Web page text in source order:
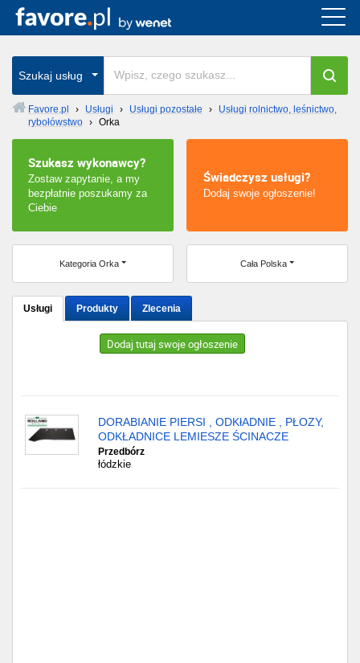
Szukaj usług
Favore.pl › Usługi › Usługi pozostałe ›
Usługi rolnictwo, leśnictwo,
rybołówstwo › Orka
Szukasz wykonawcy?
Zostaw zapytanie, a my
bezpłatnie poszukamy za
Ciebie
Świadczysz usługi?
Dodaj swoje ogłoszenie!
Kategoria Orka Cała Polska
Usługi Produkty Zlecenia
Dodaj tutaj swoje ogłoszenie
DORABIANIE PIERSI , ODKłADNIE , PŁOZY,
ODKŁADNICE LEMIESZE ŚCINACZE
Przedbórz
łódzkie
Cała Polska
wszystkie w całym kraju
Wrocław
Kraków
Poznań
Łódź
Katowice
Chorzów